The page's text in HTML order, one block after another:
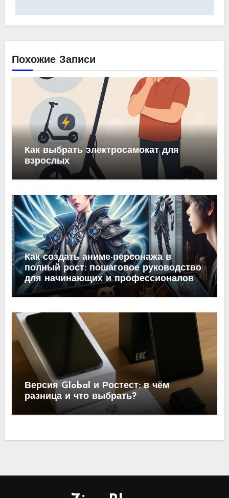
Похожие Записи
Как выбрать электросамокат для
взрослых
Как создать аниме-персонажа в
полный рост: пошаговое руководство
для начинающих и профессионалов
Версия Global и Ростест: в чём
разница и что выбрать?